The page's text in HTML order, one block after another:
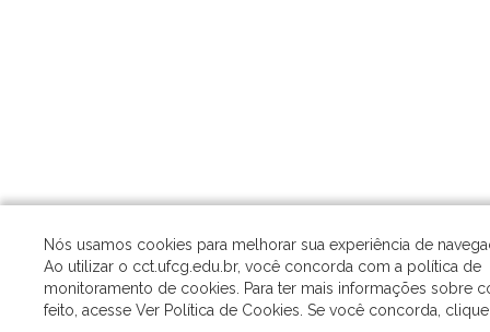
Nós usamos cookies para melhorar sua experiência de
Ao utilizar o cct.ufcg.edu.br, você concorda com a política de
monitoramento de cookies. Para ter mais informações sobre
feito, acesse Ver Política de Cookies. Se você concorda,